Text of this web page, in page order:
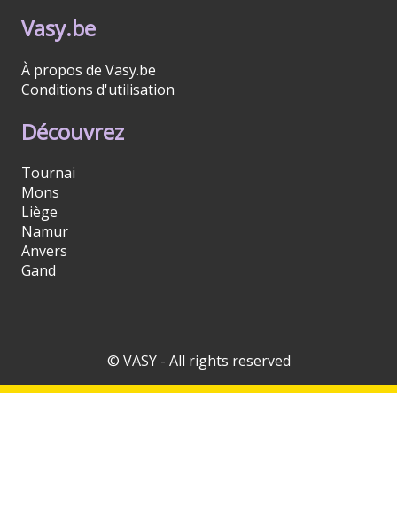
Vasy.be
À propos de Vasy.be
Conditions d'utilisation
Découvrez
Tournai
Mons
Liège
Namur
Anvers
Gand
© VASY - All rights reserved